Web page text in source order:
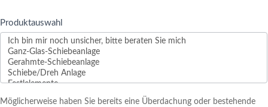
Produktauswahl
Möglicherweise haben Sie bereits eine Überdachung oder bestehende